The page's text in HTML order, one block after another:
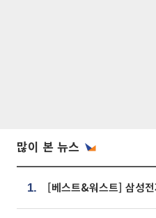
많이 본 뉴스
1.